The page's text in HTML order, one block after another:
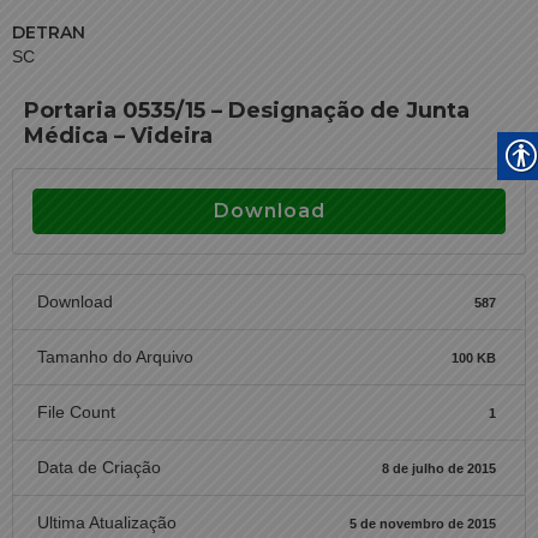
DETRAN
SC
Portaria 0535/15 – Designação de Junta
Médica – Videira
Download
Download 587
Tamanho do Arquivo 100 KB
File Count 1
Data de Criação 8 de julho de 2015
Ultima Atualização 5 de novembro de 2015